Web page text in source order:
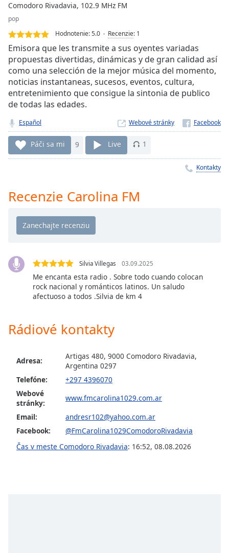
Loaded:
0.00%
Stream
Type LIVE
live,
currently
behind
liveLIVE
Remaining
Time-
Playback
Rate
Chapters
Descriptions
selected
subtitles
opens
subtitles
dialog
off,
selected
Track
in-
Comodoro Rivadavia, 102.9 MHz FM
pop
Hodnotenie:5.0 Recenzie: 1
Emisora que les transmite a sus oyentes variadas
propuestas divertidas, dinámicas y de gran calidad así
como una selección de la mejor música del momento,
noticias instantaneas, sucesos, eventos, cultura,
entretenimiento que consigue la sintonia de publico
de todas las edades.
Español Webové stránky
Páči sa mi 9 Live 1
Kontakty
Recenzie Carolina FM
Silvia Villegas 03.09.2025
Me encanta esta radio . Sobre todo cuando colocan
rock nacional y románticos latinos. Un saludo
afectuoso a todos .Silvia de km 4
Rádiové kontakty
Adresa:
Artigas 480, 9000 Comodoro Rivadavia,
Argentina 0297
Telefóne:
+297 4396070
Webové
stránky:
www.fmcarolina1029.com.ar
Email:
andresr102@yahoo.com.ar
Facebook:
@FmCarolina1029ComodoroRivadavia
Čas v meste Comodoro Rivadavia: 16:52, 08.08.2026